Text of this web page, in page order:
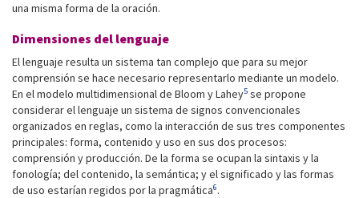
una misma forma de la oración.
Dimensiones del lenguaje
El lenguaje resulta un sistema tan complejo que para su mejor
comprensión se hace necesario representarlo mediante un modelo.
En el modelo multidimensional de Bloom y Lahey5 se propone
considerar el lenguaje un sistema de signos convencionales
organizados en reglas, como la interacción de sus tres componentes
principales: forma, contenido y uso en sus dos procesos:
comprensión y producción. De la forma se ocupan la sintaxis y la
fonología; del contenido, la semántica; y el significado y las formas
de uso estarían regidos por la pragmática6.